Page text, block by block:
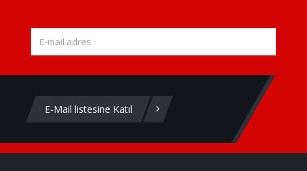
E-Mail listesine Katıl